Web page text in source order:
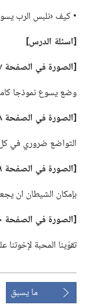
‏• كيف ‹نلبس الرب
‏[اسئلة الدرس]‏
‏[الصورة في الصفحة ٧]‏
وضع يسوع نموذجا
‏[الصورة في الصفحة ٨]‏
التواضع ضروري في كل
‏[الصورة في الصفحة ٩]‏
بإمكان الشيطان ان
‏[الصورة في الصفحة ١٠]‏
تقوّينا المحبة
ما يسبق